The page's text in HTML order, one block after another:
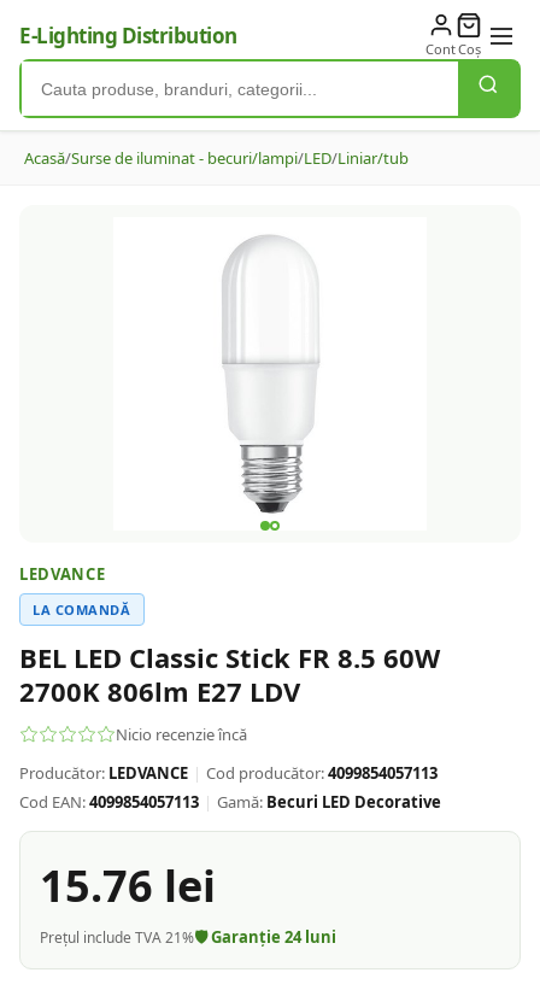
E-Lighting Distribution ContCoș
Acasă/Surse de iluminat - becuri/lampi/LED/Liniar/tub
LEDVANCE
LA COMANDĂ
BEL LED Classic Stick FR 8.5 60W
2700K 806lm E27 LDV
Nicio recenzie încă
Producător: LEDVANCE | Cod producător:4099854057113
Cod EAN:4099854057113 | Gamă: Becuri LED Decorative
15.76 lei
Prețul include TVA 21%🛡️ Garanție 24luni